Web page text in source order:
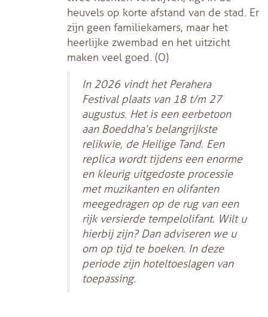
heuvels op korte afstand van de stad. Er
zijn geen familiekamers, maar het
heerlijke zwembad en het uitzicht
maken veel goed. (O)
In 2026 vindt het Perahera
Festival plaats van 18 t/m 27
augustus. Het is een eerbetoon
aan Boeddha’s belangrijkste
relikwie, de Heilige Tand. Een
replica wordt tijdens een enorme
en kleurig uitgedoste processie
met muzikanten en olifanten
meegedragen op de rug van een
rijk versierde tempelolifant. Wilt u
hierbij zijn? Dan adviseren we u
om op tijd te boeken. In deze
periode zijn hoteltoeslagen van
toepassing.